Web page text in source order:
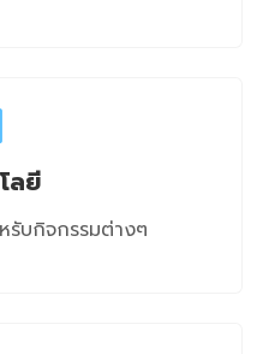
ลยี
รับกิจกรรมต่างๆ